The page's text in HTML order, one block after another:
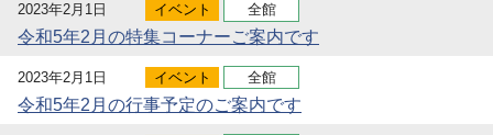
2023年2月1日 イベント 全館
令和5年2月の特集コーナーご案内です
2023年2月1日 イベント 全館
令和5年2月の行事予定のご案内です